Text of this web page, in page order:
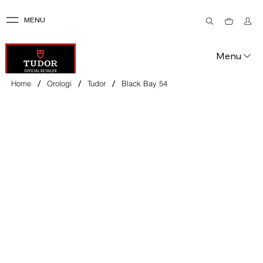
MENU
Menu
Home / Orologi / Tudor / Black Bay 54